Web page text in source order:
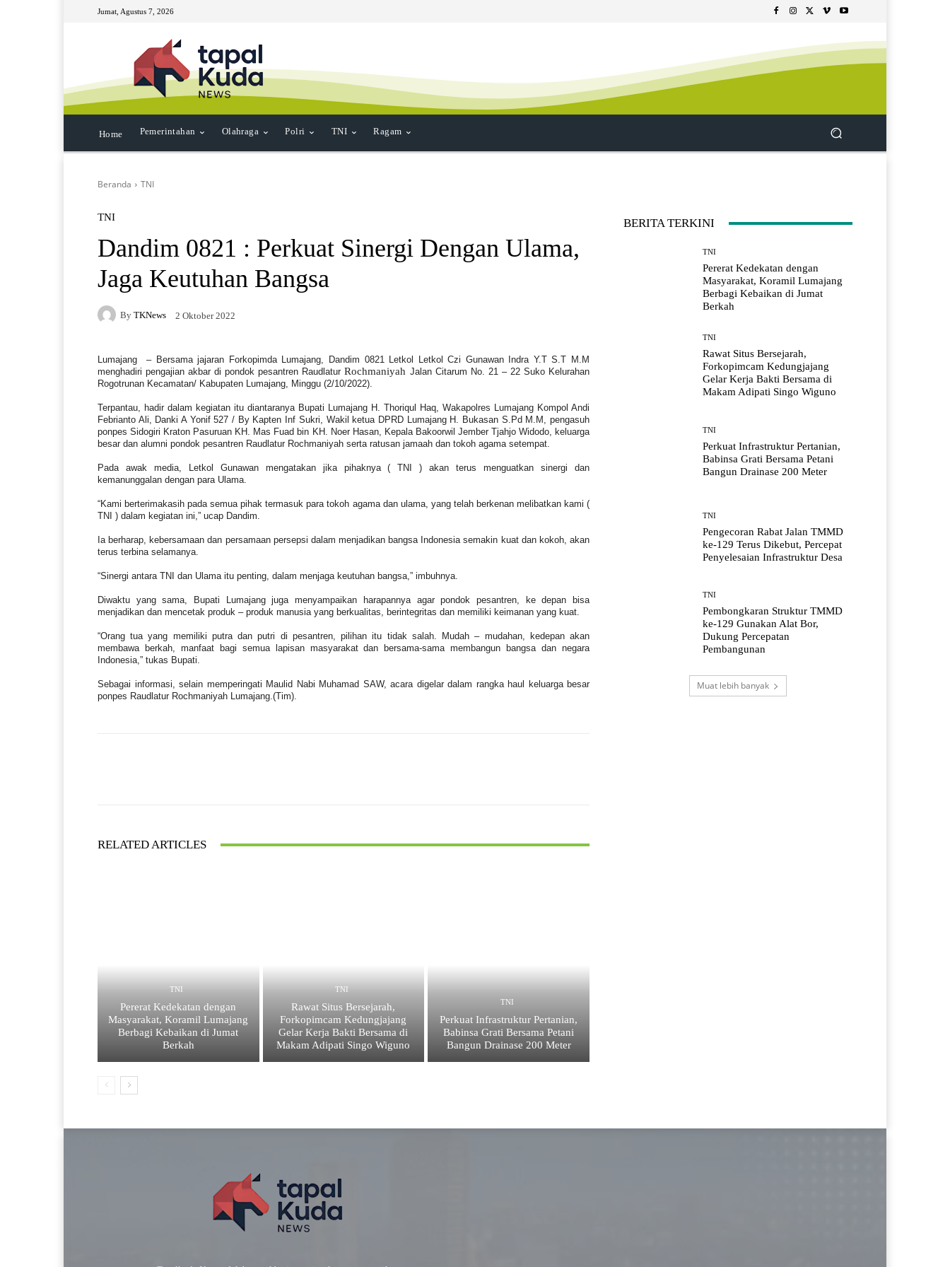
Jumat, Agustus 7, 2026
Home Pemerintahan Olahraga Polri TNI Ragam
Beranda TNI
TNI
Dandim 0821 : Perkuat Sinergi Dengan Ulama,
Jaga Keutuhan Bangsa
By TKNews 2 Oktober 2022
Lumajang
– Bersama jajaran Forkopimda Lumajang, Dandim 0821 Letkol Letkol Czi Gunawan Indra Y.T S.T M.M
menghadiri pengajian akbar di pondok pesantren RaudlaturRochmaniyah Jalan Citarum No. 21 – 22 Suko Kelurahan
Rogotrunan Kecamatan/ Kabupaten Lumajang, Minggu (2/10/2022).
Terpantau, hadir dalam kegiatan itu diantaranya Bupati Lumajang H. Thoriqul Haq, Wakapolres Lumajang Kompol Andi
Febrianto Ali, Danki A Yonif 527 / By Kapten Inf Sukri, Wakil ketua DPRD Lumajang H. Bukasan S.Pd M.M, pengasuh
ponpes Sidogiri Kraton Pasuruan KH. Mas Fuad bin KH. Noer Hasan, Kepala Bakoorwil Jember Tjahjo Widodo, keluarga
besar dan alumni pondok pesantren Raudlatur Rochmaniyah serta ratusan jamaah dan tokoh agama setempat.
Pada awak media, Letkol Gunawan mengatakan jika pihaknya ( TNI ) akan terus menguatkan sinergi dan
kemanunggalan dengan para Ulama.
“Kami berterimakasih pada semua pihak termasuk para tokoh agama dan ulama, yang telah berkenan melibatkan kami (
TNI ) dalam kegiatan ini,” ucap Dandim.
Ia berharap, kebersamaan dan persamaan persepsi dalam menjadikan bangsa Indonesia semakin kuat dan kokoh, akan
terus terbina selamanya.
“Sinergi antara TNI dan Ulama itu penting, dalam menjaga keutuhan bangsa,” imbuhnya.
Diwaktu yang sama, Bupati Lumajang juga menyampaikan harapannya agar pondok pesantren, ke depan bisa
menjadikan dan mencetak produk – produk manusia yang berkualitas, berintegritas dan memiliki keimanan yang kuat.
“Orang tua yang memiliki putra dan putri di pesantren, pilihan itu tidak salah. Mudah – mudahan, kedepan akan
membawa berkah, manfaat bagi semua lapisan masyarakat dan bersama-sama membangun bangsa dan negara
Indonesia,” tukas Bupati.
Sebagai informasi, selain memperingati Maulid Nabi Muhamad SAW, acara digelar dalam rangka haul keluarga besar
ponpes Raudlatur Rochmaniyah Lumajang.(Tim).
RELATED ARTICLES
TNI
Pererat Kedekatan dengan
Masyarakat, Koramil Lumajang
Berbagi Kebaikan di Jumat
Berkah
TNI
Rawat Situs Bersejarah,
Forkopimcam Kedungjajang
Gelar Kerja Bakti Bersama di
Makam Adipati Singo Wiguno
TNI
Perkuat Infrastruktur Pertanian,
Babinsa Grati Bersama Petani
Bangun Drainase 200 Meter
BERITA TERKINI
TNI
Pererat Kedekatan dengan
Masyarakat, Koramil Lumajang
Berbagi Kebaikan di Jumat
Berkah
TNI
Rawat Situs Bersejarah,
Forkopimcam Kedungjajang
Gelar Kerja Bakti Bersama di
Makam Adipati Singo Wiguno
TNI
Perkuat Infrastruktur Pertanian,
Babinsa Grati Bersama Petani
Bangun Drainase 200 Meter
TNI
Pengecoran Rabat Jalan TMMD
ke-129 Terus Dikebut, Percepat
Penyelesaian Infrastruktur Desa
TNI
Pembongkaran Struktur TMMD
ke-129 Gunakan Alat Bor,
Dukung Percepatan
Pembangunan
Muat lebih banyak